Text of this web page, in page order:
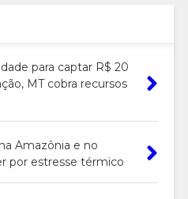
para captar R$ 20
MT cobra recursos
Amazônia e no
por estresse térmico